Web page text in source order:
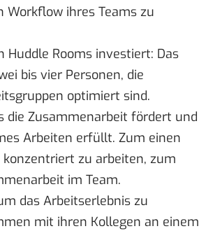
ihres Teams zu
Huddle Rooms investiert: Das
bis vier Personen, die
optimiert sind.
die Zusammenarbeit fördert und
Arbeiten erfüllt. Zum einen
zu arbeiten, zum
im Team.
das Arbeitserlebnis zu
mit ihren Kollegen an einem